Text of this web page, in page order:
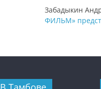
Забадыкин
ФИЛЬМ»